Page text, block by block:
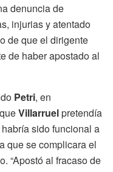
denuncia de
injurias y atentado
de que el dirigente
de haber apostado al
Petri, en
Villarruelpretendía
sido funcional a
que se complicara el
“Apostó al fracaso de